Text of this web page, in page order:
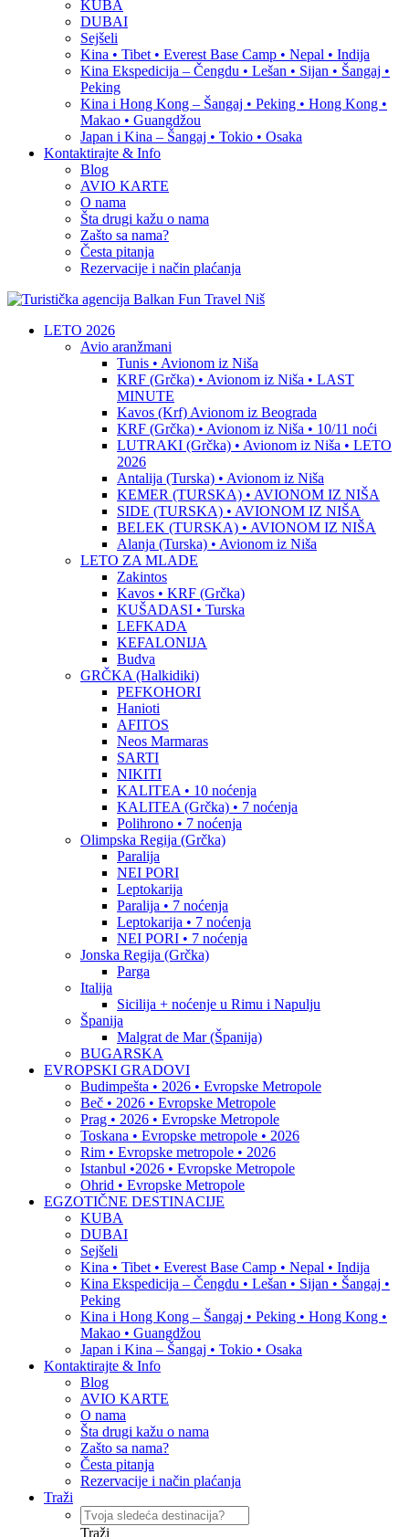
KUBA
DUBAI
Sejšeli
Kina • Tibet • Everest Base Camp • Nepal • Indija
Kina Ekspedicija – Čengdu • Lešan • Sijan • Šangaj •
Peking
Kina i Hong Kong – Šangaj • Peking • Hong Kong •
Makao • Guangdžou
Japan i Kina – Šangaj • Tokio • Osaka
Kontaktirajte & Info
Blog
AVIO KARTE
O nama
Šta drugi kažu o nama
Zašto sa nama?
Česta pitanja
Rezervacije i način plaćanja
LETO 2026
Avio aranžmani
Tunis • Avionom iz Niša
KRF (Grčka) • Avionom iz Niša • LAST
MINUTE
Kavos (Krf) Avionom iz Beograda
KRF (Grčka) • Avionom iz Niša • 10/11 noći
LUTRAKI (Grčka) • Avionom iz Niša • LETO
2026
Antalija (Turska) • Avionom iz Niša
KEMER (TURSKA) • AVIONOM IZ NIŠA
SIDE (TURSKA) • AVIONOM IZ NIŠA
BELEK (TURSKA) • AVIONOM IZ NIŠA
Alanja (Turska) • Avionom iz Niša
LETO ZA MLADE
Zakintos
Kavos • KRF (Grčka)
KUŠADASI • Turska
LEFKADA
KEFALONIJA
Budva
GRČKA (Halkidiki)
PEFKOHORI
Hanioti
AFITOS
Neos Marmaras
SARTI
NIKITI
KALITEA • 10 noćenja
KALITEA (Grčka) • 7 noćenja
Polihrono • 7 noćenja
Olimpska Regija (Grčka)
Paralija
NEI PORI
Leptokarija
Paralija • 7 noćenja
Leptokarija • 7 noćenja
NEI PORI • 7 noćenja
Jonska Regija (Grčka)
Parga
Italija
Sicilija + noćenje u Rimu i Napulju
Španija
Malgrat de Mar (Španija)
BUGARSKA
EVROPSKI GRADOVI
Budimpešta • 2026 • Evropske Metropole
Beč • 2026 • Evropske Metropole
Prag • 2026 • Evropske Metropole
Toskana • Evropske metropole • 2026
Rim • Evropske metropole • 2026
Istanbul •2026 • Evropske Metropole
Ohrid • Evropske Metropole
EGZOTIČNE DESTINACIJE
KUBA
DUBAI
Sejšeli
Kina • Tibet • Everest Base Camp • Nepal • Indija
Kina Ekspedicija – Čengdu • Lešan • Sijan • Šangaj •
Peking
Kina i Hong Kong – Šangaj • Peking • Hong Kong •
Makao • Guangdžou
Japan i Kina – Šangaj • Tokio • Osaka
Kontaktirajte & Info
Blog
AVIO KARTE
O nama
Šta drugi kažu o nama
Zašto sa nama?
Česta pitanja
Rezervacije i način plaćanja
Traži
Traži